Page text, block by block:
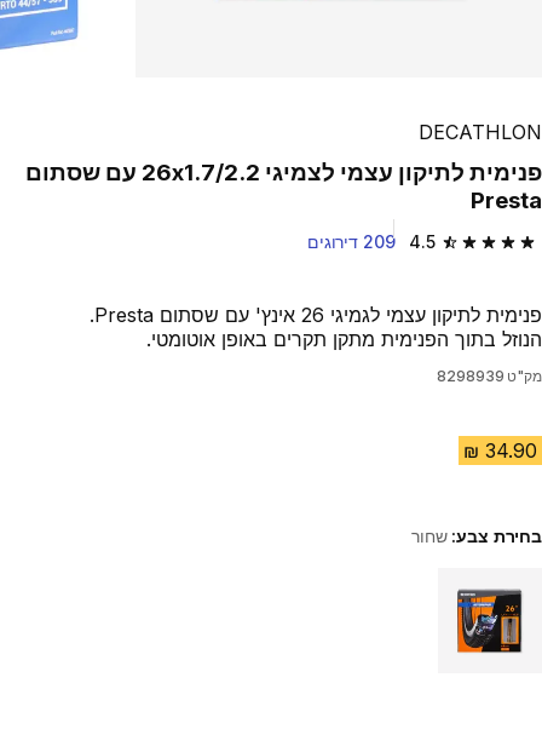
DECATHLON
פנימית לתיקון עצמי לצמיגי 26x1.7/2.2 עם שסתום
Presta
4.5 4.5 out of 5 stars from 209 reviews 209 דירוגים
פנימית לתיקון עצמי לגמיגי 26 אינץ' עם שסתום Presta.
הנוזל בתוך הפנימית מתקן תקרים באופן אוטומטי.
מק"ט 8298939
בחירת צבע:שחור